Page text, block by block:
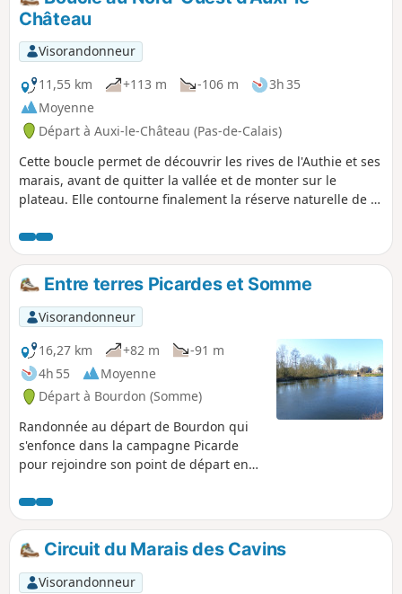
Château
Visorandonneur
11,55 km
+113 m -106 m
3h 35
Moyenne
Départ à Auxi-le-Château (Pas-de-Calais)
Cette boucle permet de découvrir les rives de l'Authie et ses
marais, avant de quitter la vallée et de monter sur le
plateau. Elle contourne finalement la réserve naturelle de la
Château et son église classée du XVe siècle.
Entre terres Picardes et Somme
Visorandonneur
16,27 km
+82 m
-91 m
4h 55
Moyenne
Départ à Bourdon (Somme)
Randonnée au départ de Bourdon qui
s'enfonce dans la campagne Picarde
pour rejoindre son point de départ en
Circuit du Marais des Cavins
Visorandonneur